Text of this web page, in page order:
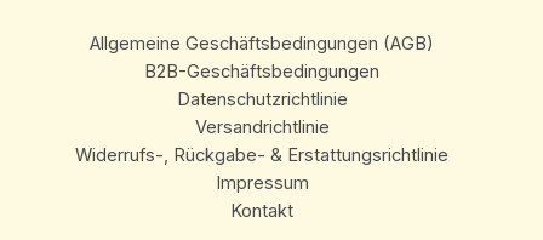
Allgemeine Geschäftsbedingungen (AGB)
B2B-Geschäftsbedingungen
Datenschutzrichtlinie
Versandrichtlinie
Widerrufs-, Rückgabe- & Erstattungsrichtlinie
Impressum
Kontakt